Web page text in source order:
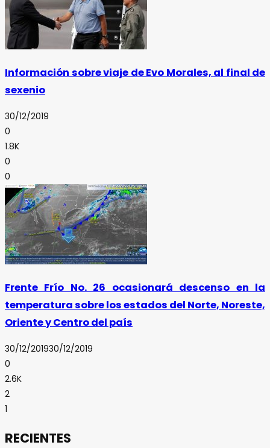
Información sobre viaje de Evo Morales, al final de
sexenio
30/12/2019
0
1.8K
0
0
Frente Frío No. 26 ocasionará descenso en la
temperatura sobre los estados del Norte, Noreste,
Oriente y Centro del país
30/12/201930/12/2019
0
2.6K
2
1
RECIENTES